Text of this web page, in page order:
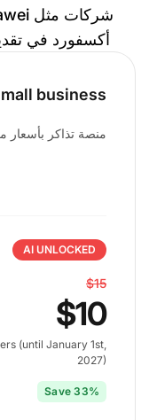
أكسفورد في
business
منصة تذاكر بأسعار
AI UNLOCKED
$15
$10
(until January 1st,
2027)
Save 33%